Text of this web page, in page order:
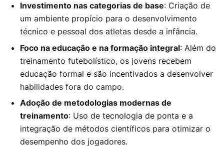
Investimento nas categorias de base: Criação de
um ambiente propício para o desenvolvimento
técnico e pessoal dos atletas desde a infância.
Foco na educação e na formação integral: Além do
treinamento futebolístico, os jovens recebem
educação formal e são incentivados a desenvolver
habilidades fora do campo.
Adoção de metodologias modernas de
treinamento: Uso de tecnologia de ponta e a
integração de métodos científicos para otimizar o
desempenho dos jogadores.